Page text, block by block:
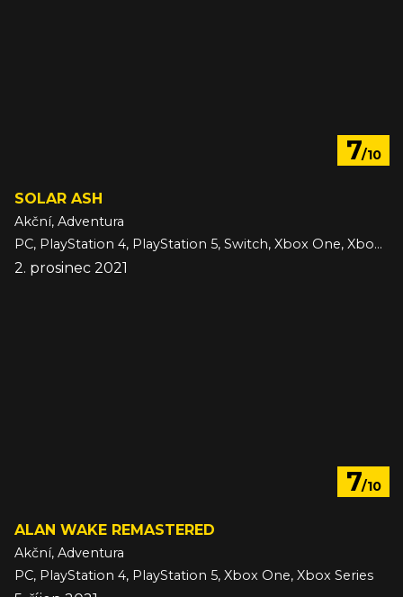
7/10
SOLAR ASH
Akční, Adventura
PC, PlayStation 4, PlayStation 5, Switch, Xbox One, Xbox Series
2. prosinec 2021
7/10
ALAN WAKE REMASTERED
Akční, Adventura
PC, PlayStation 4, PlayStation 5, Xbox One, Xbox Series